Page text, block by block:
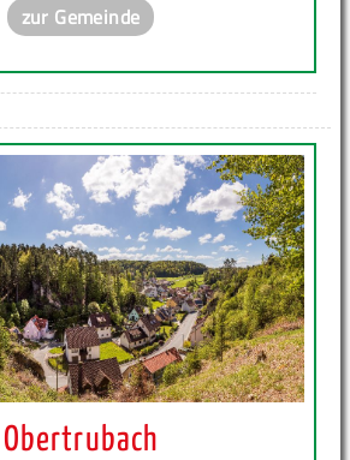
zur Gemeinde
Obertrubach